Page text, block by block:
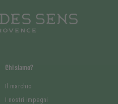
Chi siamo?
Il marchio
I nostri impegni